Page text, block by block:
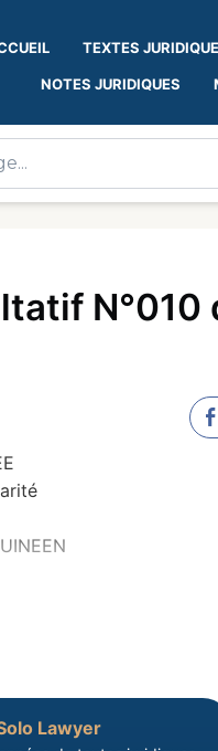
TEXTES
NOTES JURIDIQUES
Lawyer